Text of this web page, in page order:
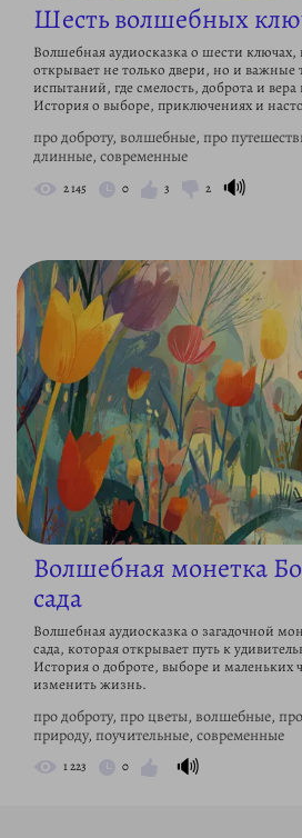
Шесть волшебных
Волшебная аудиосказка о шести
открывает не только двери, но и важные
испытаний, где смелость, доброта и
История о выборе, приключениях и
про доброту, волшебные, про
длинные, современные
2 145 0 3 2 🔊
Волшебная монетка
сада
Волшебная аудиосказка о загадочной
сада, которая открывает путь к
История о доброте, выборе и маленьких
изменить жизнь.
про доброту, про цветы, волшебные,
природу, поучительные, современные
1 223 0 🔊